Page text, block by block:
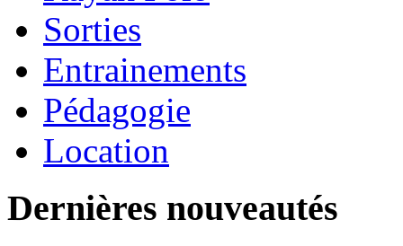
Sorties
Entrainements
Pédagogie
Location
Dernières nouveautés